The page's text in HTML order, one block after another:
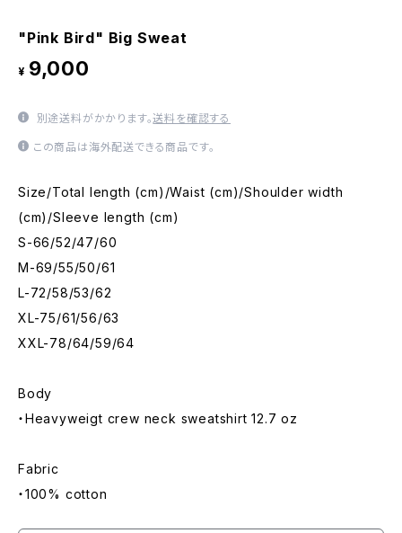
"Pink Bird" Big Sweat
¥ 9,000
別途送料がかかります。送料を確認する
この商品は海外配送できる商品です。
Size/Total length (cm)/Waist (cm)/Shoulder width
(cm)/Sleeve length (cm)
S-66/52/47/60
M-69/55/50/61
L-72/58/53/62
XL-75/61/56/63
XXL-78/64/59/64
Body
・Heavyweigt crew neck sweatshirt 12.7 oz
Fabric
・100% cotton